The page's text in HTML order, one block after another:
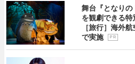
舞台『となり
を観劇できる
［旅行］海外
で実施
P R